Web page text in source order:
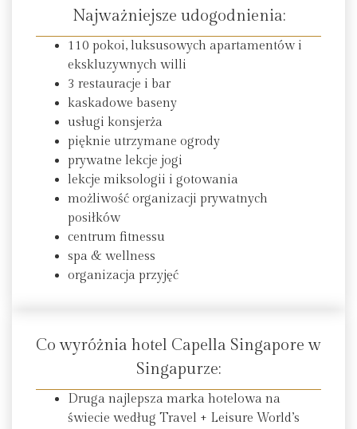
Najważniejsze udogodnienia:
110 pokoi, luksusowych apartamentów i
ekskluzywnych willi
3 restauracje i bar
kaskadowe baseny
usługi konsjerża
pięknie utrzymane ogrody
prywatne lekcje jogi
lekcje miksologii i gotowania
możliwość organizacji prywatnych
posiłków
centrum fitnessu
spa & wellness
organizacja przyjęć
Co wyróżnia hotel Capella Singapore w
Singapurze:
Druga najlepsza marka hotelowa na
świecie według Travel + Leisure World’s